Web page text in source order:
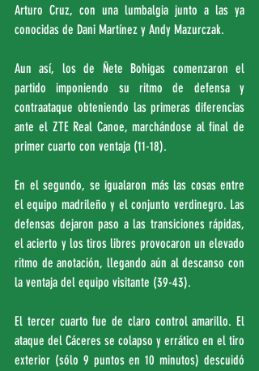
Arturo Cruz, con una lumbalgia junto a las ya
conocidas de Dani Martínez y Andy Mazurczak.
Aun así, los de Ñete Bohigas comenzaron el
partido imponiendo su ritmo de defensa y
contraataque obteniendo las primeras diferencias
ante el ZTE Real Canoe, marchándose al final de
primer cuarto con ventaja (11-18).
En el segundo, se igualaron más las cosas entre
el equipo madrileño y el conjunto verdinegro. Las
defensas dejaron paso a las transiciones rápidas,
el acierto y los tiros libres provocaron un elevado
ritmo de anotación, llegando aún al descanso con
la ventaja del equipo visitante (39-43).
El tercer cuarto fue de claro control amarillo. El
ataque del Cáceres se colapso y errático en el tiro
exterior (sólo 9 puntos en 10 minutos) descuidó